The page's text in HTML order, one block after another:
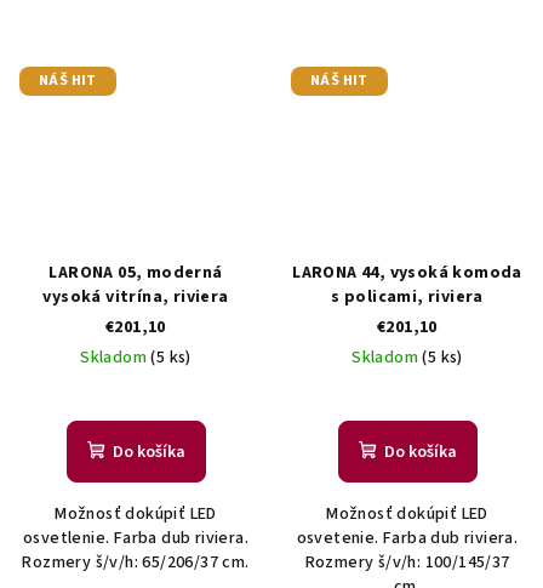
NÁŠ HIT
LARONA 05, moderná
vysoká vitrína, riviera
€201,10
Skladom(5 ks)
Do košíka
Možnosť dokúpiť LED
osvetlenie. Farba dub riviera.
Rozmery š/v/h: 65/206/37 cm.
NÁŠ HIT
LARONA 44, vysoká komoda
s policami, riviera
€201,10
Skladom(5 ks)
Do košíka
Možnosť dokúpiť LED
osvetenie. Farba dub riviera.
Rozmery š/v/h: 100/145/37